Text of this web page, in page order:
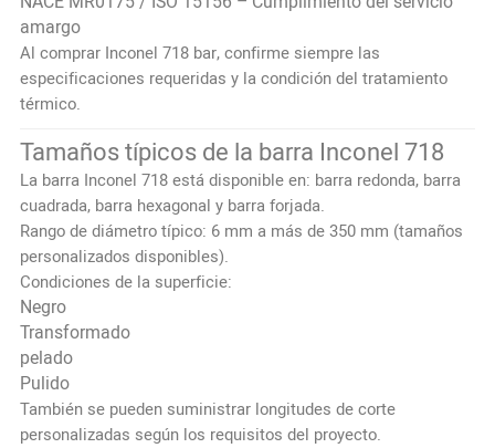
amargo
Al comprar Inconel 718 bar, confirme siempre las
especificaciones requeridas y la condición del tratamiento
térmico.
Tamaños típicos de la barra Inconel 718
La barra Inconel 718 está disponible en: barra redonda, barra
cuadrada, barra hexagonal y barra forjada.
Rango de diámetro típico: 6 mm a más de 350 mm (tamaños
personalizados disponibles).
Condiciones de la superficie:
Negro
Transformado
pelado
Pulido
También se pueden suministrar longitudes de corte
personalizadas según los requisitos del proyecto.